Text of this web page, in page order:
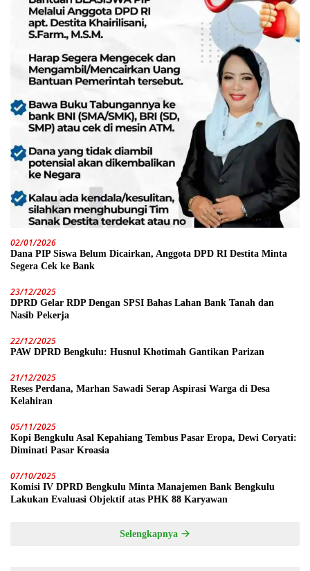
02/01/2026
Dana PIP Siswa Belum Dicairkan, Anggota DPD RI Destita Minta
Segera Cek ke Bank
23/12/2025
DPRD Gelar RDP Dengan SPSI Bahas Lahan Bank Tanah dan
Nasib Pekerja
22/12/2025
PAW DPRD Bengkulu: Husnul Khotimah Gantikan Parizan
21/12/2025
Reses Perdana, Marhan Sawadi Serap Aspirasi Warga di Desa
Kelahiran
05/11/2025
Kopi Bengkulu Asal Kepahiang Tembus Pasar Eropa, Dewi Coryati:
Diminati Pasar Kroasia
07/10/2025
Komisi IV DPRD Bengkulu Minta Manajemen Bank Bengkulu
Lakukan Evaluasi Objektif atas PHK 88 Karyawan
Selengkapnya